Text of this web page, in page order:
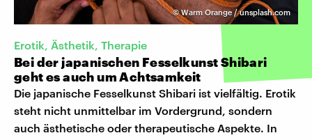
©Warm Orange / unsplash.com
Erotik, Ästhetik, Therapie
Bei der japanischen Fesselkunst Shibari
geht es auch um Achtsamkeit
Die japanische Fesselkunst Shibari ist vielfältig. Erotik
steht nicht unmittelbar im Vordergrund, sondern
auch ästhetische oder therapeutische Aspekte. In